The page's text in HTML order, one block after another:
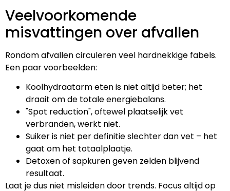
Veelvoorkomende
misvattingen over afvallen
Rondom afvallen circuleren veel hardnekkige fabels.
Een paar voorbeelden:
Koolhydraatarm eten is niet altijd beter; het
draait om de totale energiebalans.
"Spot reduction", oftewel plaatselijk vet
verbranden, werkt niet.
Suiker is niet per definitie slechter dan vet – het
gaat om het totaalplaatje.
Detoxen of sapkuren geven zelden blijvend
resultaat.
Laat je dus niet misleiden door trends. Focus altijd op